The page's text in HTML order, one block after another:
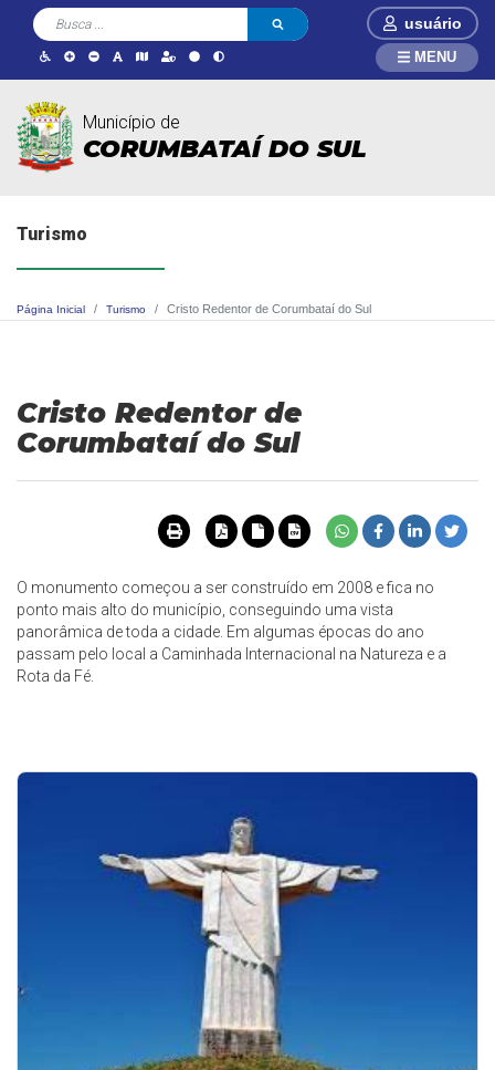
usuário
Município de
CORUMBATAÍ DO SUL
MENU
Turismo
Página Inicial Turismo Cristo Redentor de Corumbataí do Sul
Cristo Redentor de
Corumbataí do Sul
O monumento começou a ser construído em 2008 e fica no
ponto mais alto do município, conseguindo uma vista
panorâmica de toda a cidade. Em algumas épocas do ano
passam pelo local a Caminhada Internacional na Natureza e a
Rota da Fé.